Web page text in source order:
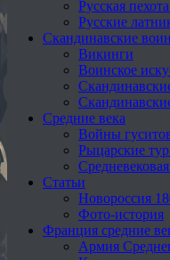
Русская
Русские
Скандинавские
Викинги
Воинское
Средние века
Войны
Рыцарские
Статьи
Новороссия
Фото-история
Франция средние
Армия